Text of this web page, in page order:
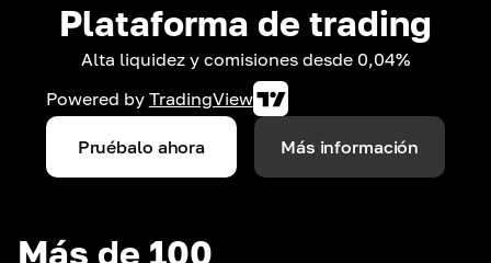
Plataforma de trading
Alta liquidez y comisiones desde 0,04%
Powered by TradingView
Pruébalo ahora Más información
Más de 100